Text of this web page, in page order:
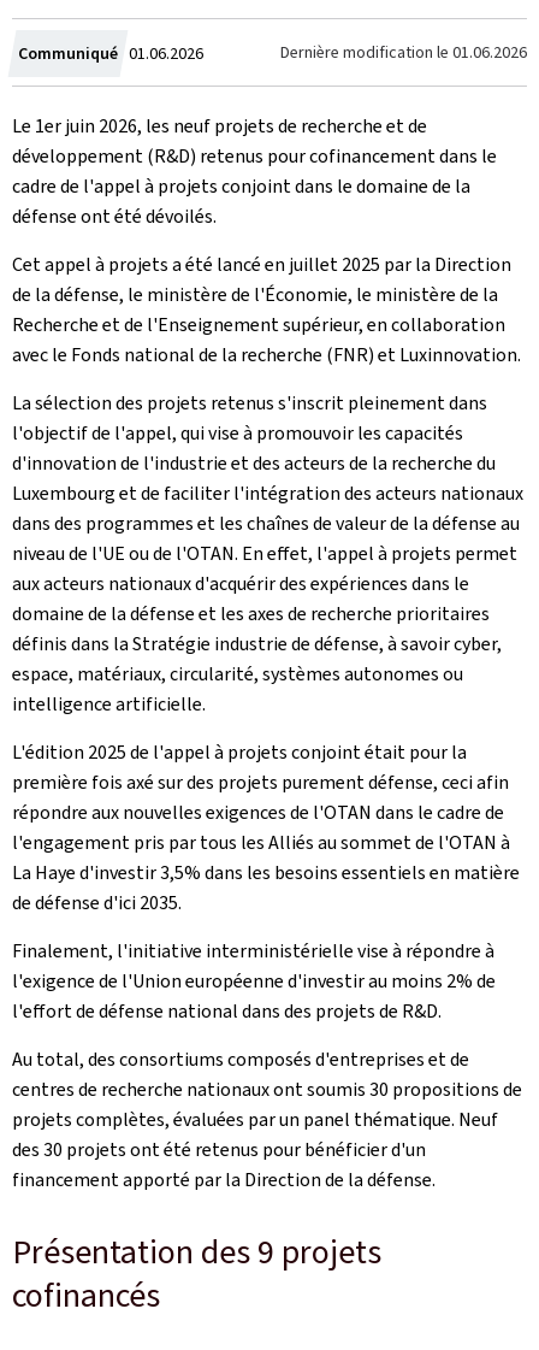
Communiqué Crée
le
01.06.2026 Dernière modification le 01.06.2026
Le 1er juin 2026, les neuf projets de recherche et de
développement (R&D) retenus pour cofinancement dans le
cadre de l'appel à projets conjoint dans le domaine de la
défense ont été dévoilés.
Cet appel à projets a été lancé en juillet 2025 par la Direction
de la défense, le ministère de l'Économie, le ministère de la
Recherche et de l'Enseignement supérieur, en collaboration
avec le Fonds national de la recherche (FNR) et Luxinnovation.
La sélection des projets retenus s'inscrit pleinement dans
l'objectif de l'appel, qui vise à promouvoir les capacités
d'innovation de l'industrie et des acteurs de la recherche du
Luxembourg et de faciliter l'intégration des acteurs nationaux
dans des programmes et les chaînes de valeur de la défense au
niveau de l'UE ou de l'OTAN. En effet, l'appel à projets permet
aux acteurs nationaux d'acquérir des expériences dans le
domaine de la défense et les axes de recherche prioritaires
définis dans la Stratégie industrie de défense, à savoir cyber,
espace, matériaux, circularité, systèmes autonomes ou
intelligence artificielle.
L'édition 2025 de l'appel à projets conjoint était pour la
première fois axé sur des projets purement défense, ceci afin
répondre aux nouvelles exigences de l'OTAN dans le cadre de
l'engagement pris par tous les Alliés au sommet de l'OTAN à
La Haye d'investir 3,5% dans les besoins essentiels en matière
de défense d'ici 2035.
Finalement, l'initiative interministérielle vise à répondre à
l'exigence de l'Union européenne d'investir au moins 2% de
l'effort de défense national dans des projets de R&D.
Au total, des consortiums composés d'entreprises et de
centres de recherche nationaux ont soumis 30 propositions de
projets complètes, évaluées par un panel thématique. Neuf
des 30 projets ont été retenus pour bénéficier d'un
financement apporté par la Direction de la défense.
Présentation des 9 projets
cofinancés